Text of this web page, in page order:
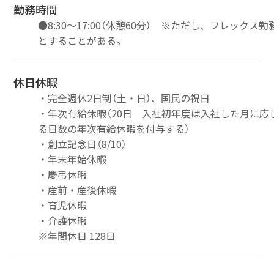
勤務時間
●8:30～17:00（休憩60分） ※ただし、フレックス勤
とすることがある。
休日休暇
・完全週休2日制（土・日）、国民の祝日
・年次有給休暇（20日 入社初年度は入社した月に応
る日数の年次有給休暇を付与する）
・創立記念日（8/10）
・年末年始休暇
・慶弔休暇
・産前・産後休暇
・育児休暇
・介護休暇
※年間休日 128日